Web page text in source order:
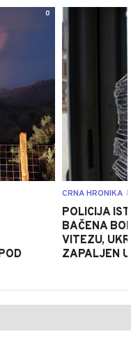
0
CRNA HRONIKA
POLICIJA
BAČENA
VITEZU,
ZAPALJEN